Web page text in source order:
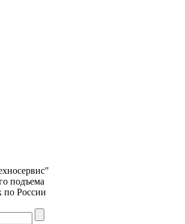
подъема
по России